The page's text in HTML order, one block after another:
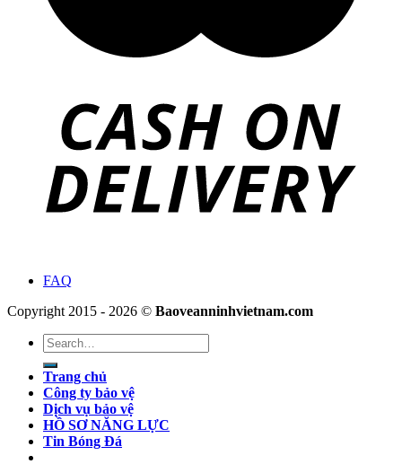
FAQ
Copyright 2015 - 2026 © Baoveanninhvietnam.com
Search
for:
Trang chủ
Công ty bảo vệ
Dịch vụ bảo vệ
HỒ SƠ NĂNG LỰC
Tin Bóng Đá